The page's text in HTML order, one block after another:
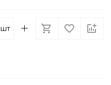
шт